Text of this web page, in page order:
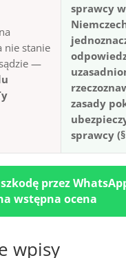
nie stanie
—
sprawcy w
zasady
sprawcy
szkodę przez
wstępna ocena
wpisy